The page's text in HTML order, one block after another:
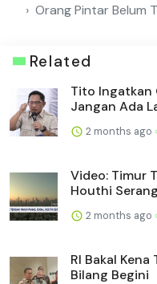
Orang Pintar Belum
Related
Tito Ingatkan
Jangan Ada
2 months ago
Video: Timur
Houthi
2 months ago
RI Bakal
Bilang Begini